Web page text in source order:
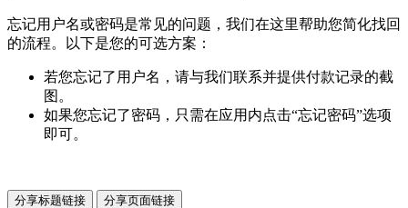
忘记用户名或密码是常见的问题，我们在这里帮助您简化找回
的流程。以下是您的可选方案：
若您忘记了用户名，请与我们联系并提供付款记录的截
图。
如果您忘记了密码，只需在应用内点击“忘记密码”选项
即可。
分享标题链接 分享页面链接